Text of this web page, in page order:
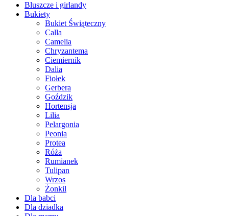
Bluszcze i girlandy
Bukiety
Bukiet Świąteczny
Calla
Camelia
Chryzantema
Ciemiernik
Dalia
Fiołek
Gerbera
Goździk
Hortensja
Lilia
Pelargonia
Peonia
Protea
Róża
Rumianek
Tulipan
Wrzos
Żonkil
Dla babci
Dla dziadka